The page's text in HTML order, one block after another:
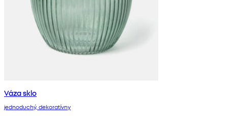
Váza sklo
jednoduchý, dekoratívny